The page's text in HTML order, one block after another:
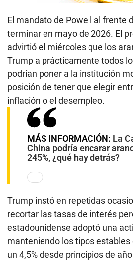
El mandato de Powell al frente
terminar en mayo de 2026. El
advirtió el miércoles que los
Trump a prácticamente todos
podrían poner a la institución
posición de tener que elegir
inflación o el desempleo.
MÁS INFORMACIÓN: La
China podría encarar
245%, ¿qué hay detrás?
Trump instó en repetidas
recortar las tasas de interés
estadounidense adoptó una
manteniendo los tipos estables
un 4,5% desde principios de